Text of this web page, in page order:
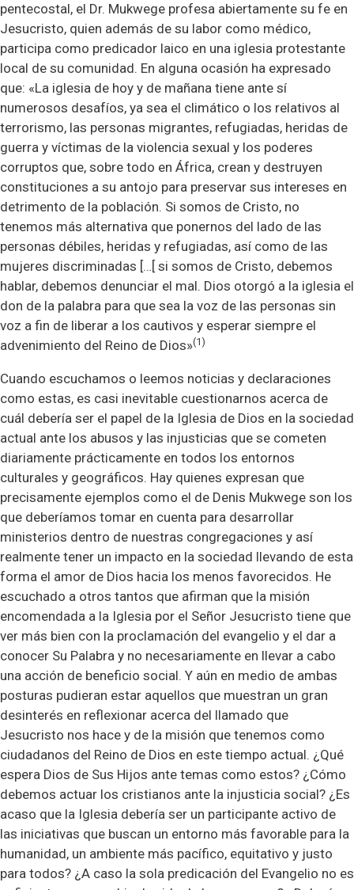
pentecostal, el Dr. Mukwege profesa abiertamente su fe en
Jesucristo, quien además de su labor como médico,
participa como predicador laico en una iglesia protestante
local de su comunidad. En alguna ocasión ha expresado
que: «La iglesia de hoy y de mañana tiene ante sí
numerosos desafíos, ya sea el climático o los relativos al
terrorismo, las personas migrantes, refugiadas, heridas de
guerra y víctimas de la violencia sexual y los poderes
corruptos que, sobre todo en África, crean y destruyen
constituciones a su antojo para preservar sus intereses en
detrimento de la población. Si somos de Cristo, no
tenemos más alternativa que ponernos del lado de las
personas débiles, heridas y refugiadas, así como de las
mujeres discriminadas […[ si somos de Cristo, debemos
hablar, debemos denunciar el mal. Dios otorgó a la iglesia el
don de la palabra para que sea la voz de las personas sin
voz a fin de liberar a los cautivos y esperar siempre el
advenimiento del Reino de Dios»(1)
Cuando escuchamos o leemos noticias y declaraciones
como estas, es casi inevitable cuestionarnos acerca de
cuál debería ser el papel de la Iglesia de Dios en la sociedad
actual ante los abusos y las injusticias que se cometen
diariamente prácticamente en todos los entornos
culturales y geográficos. Hay quienes expresan que
precisamente ejemplos como el de Denis Mukwege son los
que deberíamos tomar en cuenta para desarrollar
ministerios dentro de nuestras congregaciones y así
realmente tener un impacto en la sociedad llevando de esta
forma el amor de Dios hacia los menos favorecidos. He
escuchado a otros tantos que afirman que la misión
encomendada a la Iglesia por el Señor Jesucristo tiene que
ver más bien con la proclamación del evangelio y el dar a
conocer Su Palabra y no necesariamente en llevar a cabo
una acción de beneficio social. Y aún en medio de ambas
posturas pudieran estar aquellos que muestran un gran
desinterés en reflexionar acerca del llamado que
Jesucristo nos hace y de la misión que tenemos como
ciudadanos del Reino de Dios en este tiempo actual. ¿Qué
espera Dios de Sus Hijos ante temas como estos? ¿Cómo
debemos actuar los cristianos ante la injusticia social? ¿Es
acaso que la Iglesia debería ser un participante activo de
las iniciativas que buscan un entorno más favorable para la
humanidad, un ambiente más pacífico, equitativo y justo
para todos? ¿A caso la sola predicación del Evangelio no es